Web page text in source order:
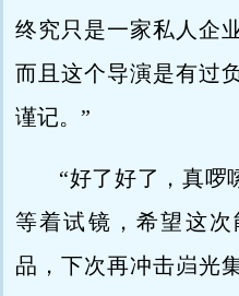
终究只是一家私人企
而且这个导演是有过
谨记。”
“好了好了，真啰
等着试镜，希望这
品，下次再冲击岿光